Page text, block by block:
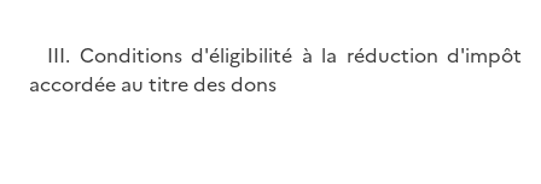
III. Conditions d'éligibilité à la réduction d'impôt
accordée au titre des dons